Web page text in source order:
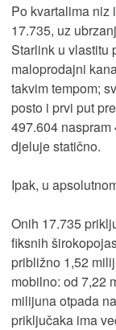
Po kvartalima niz
17.735, uz
Starlink u vlastitu
maloprodajni
takvim tempom;
posto i prvi put
497.604
djeluje statično.
Ipak, u
Onih 17.735
fiksnih
približno 1,52
mobilno: od 7,22
milijuna otpada
priključaka ima